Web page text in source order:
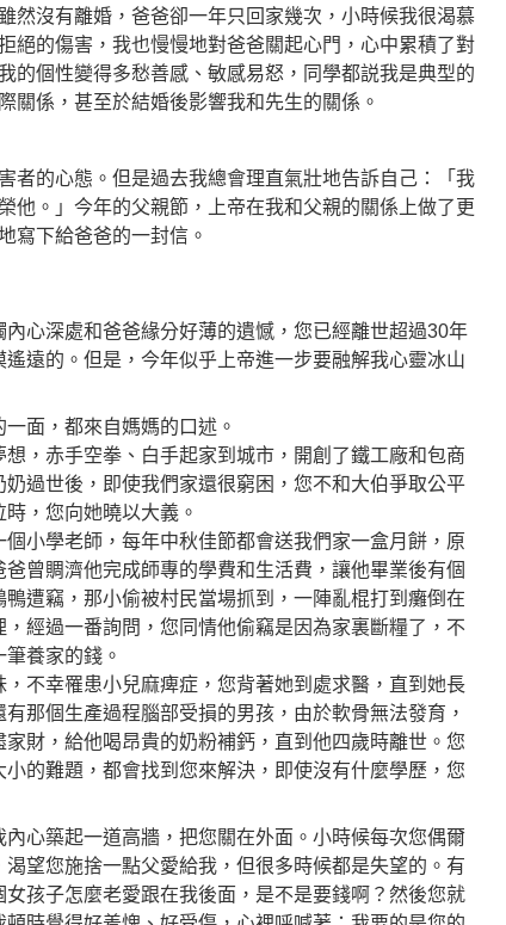
然沒有離婚，爸爸卻一年只回家幾次，小時候我很渴慕
絕的傷害，我也慢慢地對爸爸關起心門，心中累積了對
的個性變得多愁善感、敏感易怒，同學都説我是典型的
關係，甚至於結婚後影響我和先生的關係。
者的心態。但是過去我總會理直氣壯地告訴自己：「我
他。」今年的父親節，上帝在我和父親的關係上做了更
寫下給爸爸的一封信。
心深處和爸爸緣分好薄的遺憾，您已經離世超過30年
遙遠的。但是，今年似乎上帝進一步要融解我心靈冰山
面，都來自媽媽的口述。
，赤手空拳、白手起家到城市，開創了鐵工廠和包商
過世後，即使我們家還很窮困，您不和大伯爭取公平
，您向她曉以大義。
小學老師，每年中秋佳節都會送我們家一盒月餅，原
曾賙濟他完成師專的學費和生活費，讓他畢業後有個
遭竊，那小偷被村民當場抓到，一陣亂棍打到癱倒在
經過一番詢問，您同情他偷竊是因為家裏斷糧了，不
養家的錢。
不幸罹患小兒麻痺症，您背著她到處求醫，直到她長
那個生產過程腦部受損的男孩，由於軟骨無法發育，
財，給他喝昂貴的奶粉補鈣，直到他四歲時離世。您
的難題，都會找到您來解決，即使沒有什麼學歷，您
心築起一道高牆，把您關在外面。小時候每次您偶爾
望您施捨一點父愛給我，但很多時候都是失望的。有
孩子怎麼老愛跟在我後面，是不是要錢啊？然後您就